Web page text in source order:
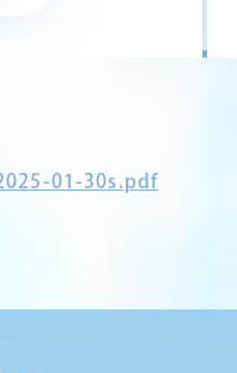
01-30s.pdf